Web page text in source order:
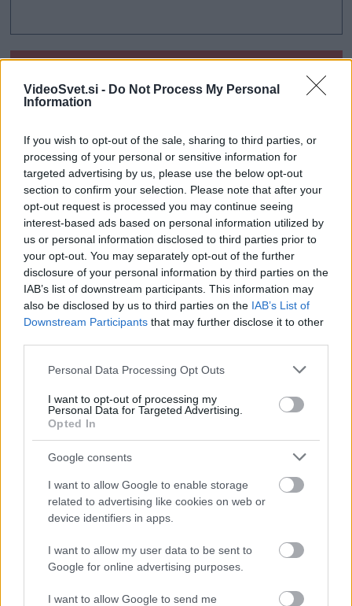
VideoSvet.si - Do Not Process My Personal
Information
If you wish to opt-out of the sale, sharing to third parties, or
processing of your personal or sensitive information for
targeted advertising by us, please use the below opt-out
section to confirm your selection. Please note that after your
opt-out request is processed you may continue seeing
interest-based ads based on personal information utilized by
us or personal information disclosed to third parties prior to
your opt-out. You may separately opt-out of the further
disclosure of your personal information by third parties on the
IAB’s list of downstream participants. This information may
also be disclosed by us to third parties on the IAB’s List of
Downstream Participants that may further disclose it to other
Please note that this website/app uses one or more Google
not limited to your visit or usage behaviour. You may click to
grant or deny consent to Google and its third-party tags to
use your data for below specified purposes in below Google
Personal Data Processing Opt Outs
I want to opt-out of processing my
Personal Data for Targeted Advertising.
Opted In
Google consents
I want to allow Google to enable storage
related to advertising like cookies on web or
device identifiers in apps.
I want to allow my user data to be sent to
Google for online advertising purposes.
I want to allow Google to send me
Zadnje objave